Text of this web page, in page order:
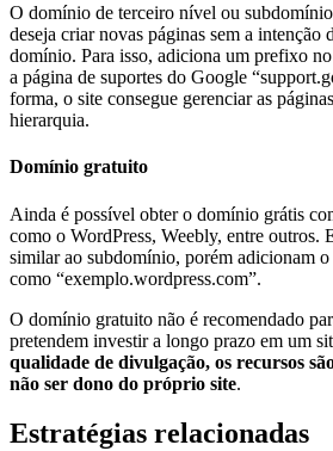
O domínio de terceiro nível ou
deseja criar novas páginas sem a intenção
domínio. Para isso, adiciona um prefixo
a página de suportes do Google
forma, o site consegue gerenciar as
hierarquia.
Domínio gratuito
Ainda é possível obter o domínio grátis
como o WordPress, Weebly, entre outros.
similar ao subdomínio, porém adicionam
como “exemplo.wordpress.com”.
O domínio gratuito não é recomendado
pretendem investir a longo prazo em um
qualidade de divulgação, os recursos
não ser dono do próprio site.
Estratégias relacionadas